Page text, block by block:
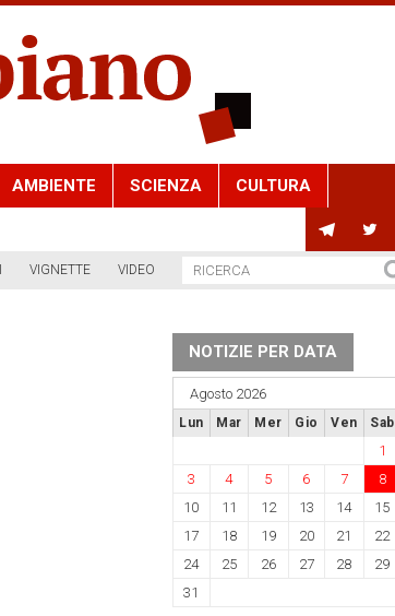
AMBIENTE SCIENZA CULTURA
VIGNETTE VIDEO
NOTIZIE PER DATA
Agosto 2026
Lun Mar Mer Gio Ven Sab
1
3
4 5 6 7 8
10
11 12 13 14 15
17
18 19 20 21 22
24
25 26 27 28 29
31